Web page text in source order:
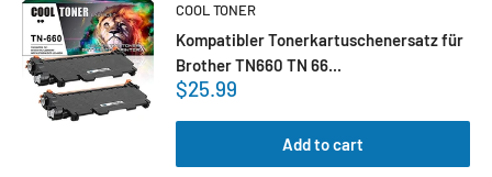
COOL TONER
Kompatibler Tonerkartuschenersatz für
Brother TN660 TN 66...
$25.99
Add to cart